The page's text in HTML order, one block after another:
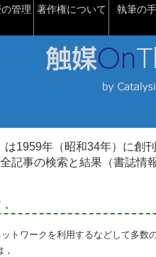
管理 著作権について 執筆の
は1959年（昭和34年）に創
記事の検索と結果（書誌
トワークを利用するなどして多数